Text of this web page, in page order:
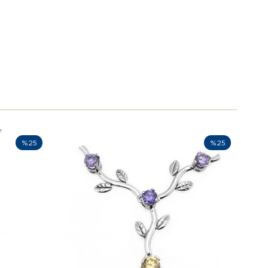
%25 %25